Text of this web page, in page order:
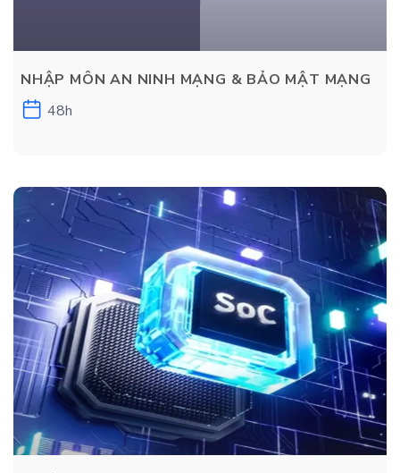
NHẬP MÔN AN NINH MẠNG & BẢO MẬT MẠNG
48h